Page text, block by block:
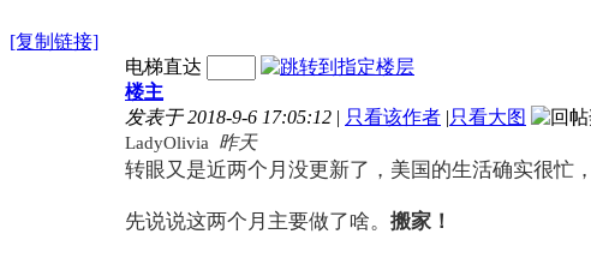
[复制链接]
电梯直达
楼主
发表于 2018-9-6 17:05:12 | 只看该作者 |只看大图
LadyOlivia 昨天
转眼又是近两个月没更新了，美国的生活确实很忙
先说说这两个月主要做了啥。 搬家！